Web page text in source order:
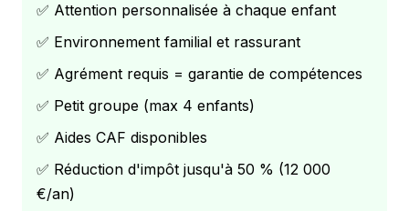
✅ Attention personnalisée à chaque enfant
✅ Environnement familial et rassurant
✅ Agrément requis = garantie de compétences
✅ Petit groupe (max 4 enfants)
✅ Aides CAF disponibles
✅ Réduction d'impôt jusqu'à 50 % (12 000
€/an)